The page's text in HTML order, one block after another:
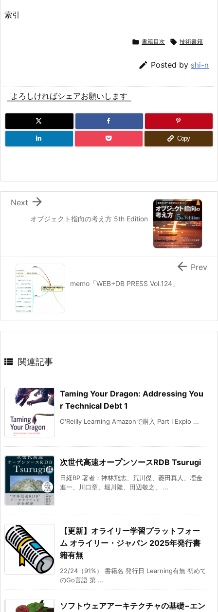
索引
 書籍目次  技術書籍
 Posted by shi-n
よろしければシェアお願いします
Copy
オブジェクト指向の考え方 5th Edition

Next
memo「WEB+DB PRESS Vol.124」
 Prev
 関連記事
Taming Your Dragon: Addressing You
r Technical Debt 1
O'Reilly Learning Amazonで購入 Part I Explo ...
次世代高速オープンソースRDB Tsurugi
日経BP 著者：神林飛志、荒川傑、菱田真人、埋金
進一、川口章、堀川隆、田辺敬之、 ...
【更新】オライリー学習プラットフォー
ム オライリー・ジャパン 2025年発行書
籍有無
22/24（91%） 書籍名 発行日 Learning有無 初めて
のGo言語 第 ...
ソフトウェアアーキテクチャの基礎−エン